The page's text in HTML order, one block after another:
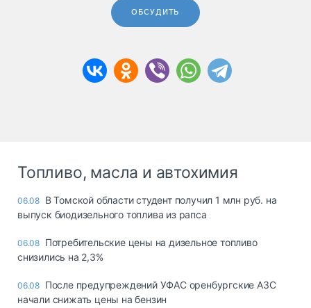
ОБСУДИТЬ
Топливо, масла и автохимия
06.08 В Томской области студент получил 1 млн руб. на
выпуск биодизельного топлива из рапса
06.08 Потребительские цены на дизельное топливо
снизились на 2,3%
06.08 После предупреждений УФАС оренбургские АЗС
начали снижать цены на бензин